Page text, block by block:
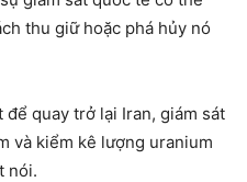
thu giữ hoặc phá hủy nó
để quay trở lại Iran, giám sát
và kiểm kê lượng uranium
nói.